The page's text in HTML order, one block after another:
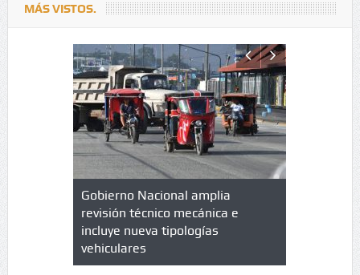
MÁS VISTOS.
de
Gobierno Nacional amplia
revisión técnico mecánica e
incluye nueva tipologías
vehiculares